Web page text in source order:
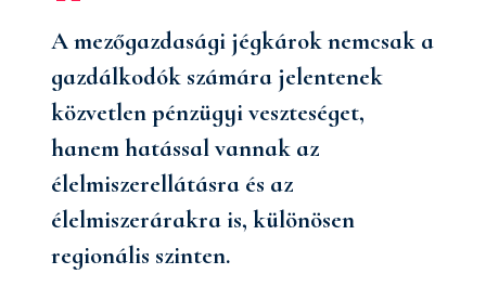
A mezőgazdasági jégkárok nemcsak a
gazdálkodók számára jelentenek
közvetlen pénzügyi veszteséget,
hanem hatással vannak az
élelmiszerellátásra és az
élelmiszerárakra is, különösen
regionális szinten.